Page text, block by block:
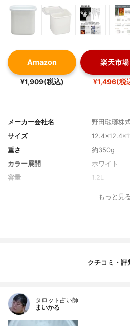
Amazon
¥1,909(税込)
楽天市場
¥1,496(税
メーカー会社名
野田琺瑯株
サイズ
重さ
約350g
カラー展開
ホワイト
容量
1.2L
本体/琺瑯
もっと見
クチコミ・評
タロット占い師
まいかる